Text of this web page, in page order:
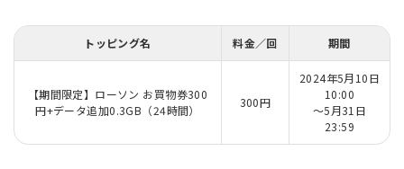
トッピング名 料金／回 期間
【期間限定】ローソン お買物券300
円+データ追加0.3GB（24時間）
300円
2024年5月10日
10:00
～5月31日
23:59